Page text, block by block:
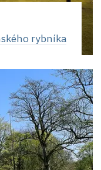
rybníka